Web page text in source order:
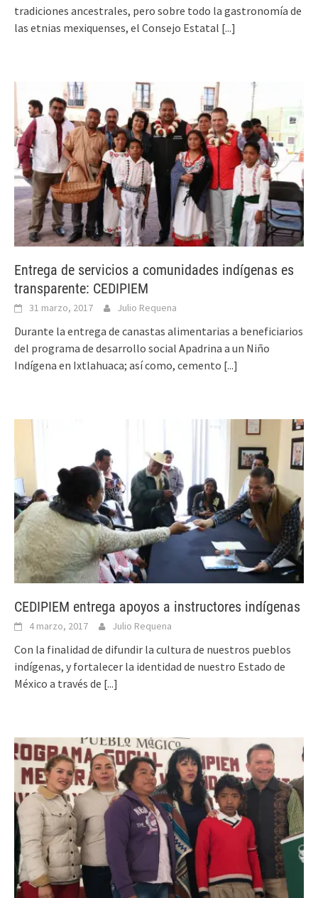
tradiciones ancestrales, pero sobre todo la gastronomía de
las etnias mexiquenses, el Consejo Estatal [...]
Entrega de servicios a comunidades indígenas es
transparente: CEDIPIEM
31 marzo, 2017 Julio Requena
Durante la entrega de canastas alimentarias a beneficiarios
del programa de desarrollo social Apadrina a un Niño
Indígena en Ixtlahuaca; así como, cemento [...]
CEDIPIEM entrega apoyos a instructores indígenas
4 marzo, 2017 Julio Requena
Con la finalidad de difundir la cultura de nuestros pueblos
indígenas, y fortalecer la identidad de nuestro Estado de
México a través de [...]